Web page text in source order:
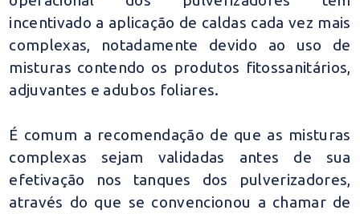
incentivado a aplicação de caldas cada vez mais
complexas, notadamente devido ao uso de
misturas contendo os produtos fitossanitários,
adjuvantes e adubos foliares.
É comum a recomendação de que as misturas
complexas sejam validadas antes de sua
efetivação nos tanques dos pulverizadores,
através do que se convencionou a chamar de